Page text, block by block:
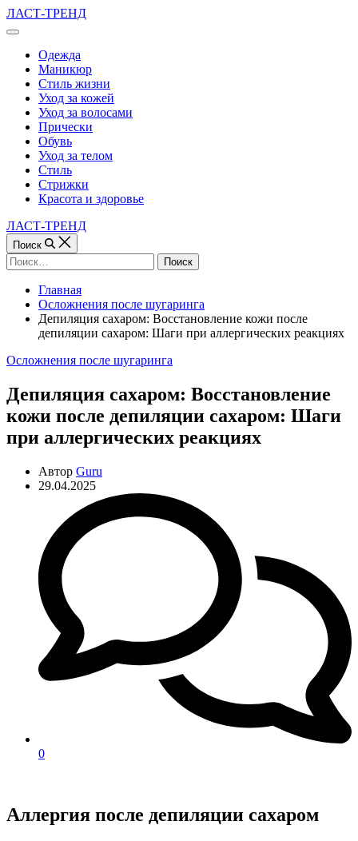
Перейти
к
ЛАСТ-ТРЕНД
Вне
холстаОдежда
Маникюр
Стиль жизни
Уход за кожей
Уход за волосами
Прически
Обувь
Уход за телом
Стиль
Стрижки
Красота и здоровье
ЛАСТ-ТРЕНД
Поиск
Найти:
Главная
Осложнения после шугаринга
Депиляция сахаром: Восстановление кожи после
депиляции сахаром: Шаги при аллергических реакциях
Рубрики
Осложнения после шугаринга
Депиляция сахаром: Восстановление
кожи после депиляции сахаром: Шаги
при аллергических реакциях
Автор Guru
29.04.2025
0
Аллергия после депиляции сахаром